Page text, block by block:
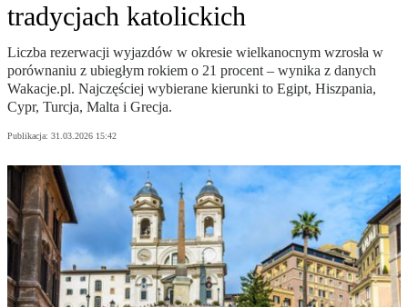
tradycjach katolickich
Liczba rezerwacji wyjazdów w okresie wielkanocnym wzrosła w
porównaniu z ubiegłym rokiem o 21 procent – wynika z danych
Wakacje.pl. Najczęściej wybierane kierunki to Egipt, Hiszpania,
Cypr, Turcja, Malta i Grecja.
Publikacja: 31.03.2026 15:42